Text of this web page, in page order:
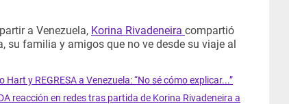
a Venezuela, Korina Rivadeneira compartió
su familia y amigos que no ve desde su viaje al
y REGRESA a Venezuela: “No sé cómo explicar...”
reacción en redes tras partida de Korina Rivadeneira a